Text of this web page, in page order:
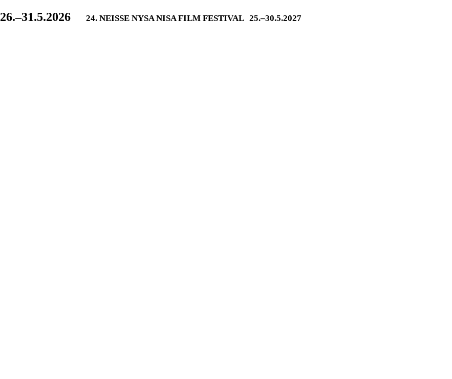
26.–31.5.2026 24. NEISSE NYSA NISA FILM FESTIVAL 25.–30.5.2027